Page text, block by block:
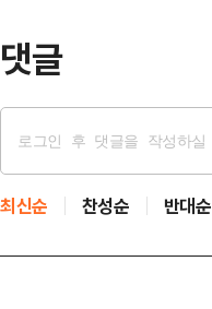
댓글
최신순 찬성순 반대순